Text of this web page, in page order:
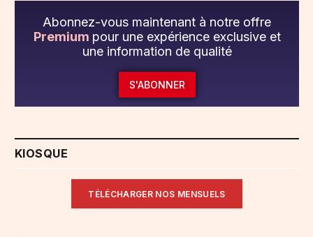
Abonnez-vous maintenant à notre offre
Premium pour une expérience exclusive et
une information de qualité
S'ABONNER
KIOSQUE
TÉLÉCHARGER NOS MENSUELS